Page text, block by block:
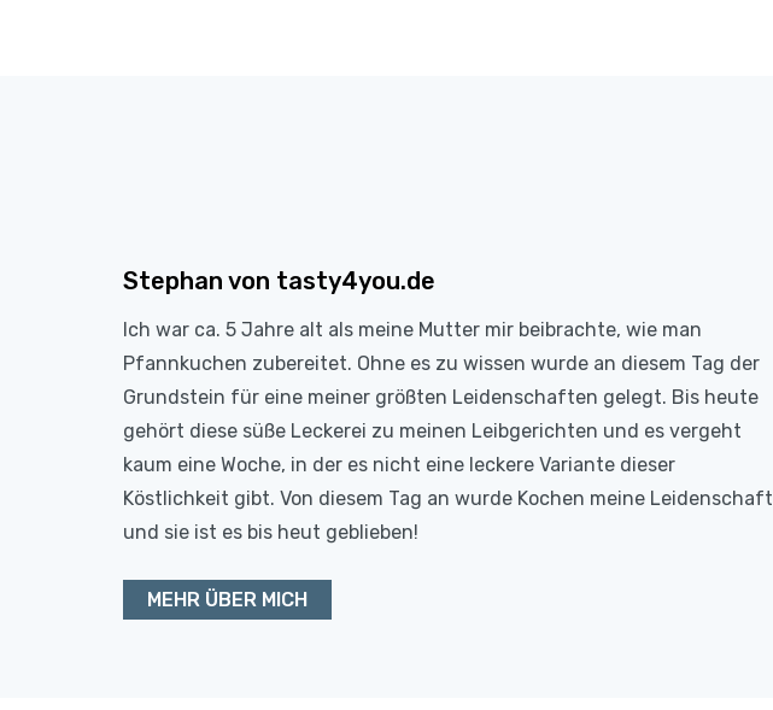
Stephan von tasty4you.de
Ich war ca. 5 Jahre alt als meine Mutter mir beibrachte, wie man
Pfannkuchen zubereitet. Ohne es zu wissen wurde an diesem Tag der
Grundstein für eine meiner größten Leidenschaften gelegt. Bis heute
gehört diese süße Leckerei zu meinen Leibgerichten und es vergeht
kaum eine Woche, in der es nicht eine leckere Variante dieser
Köstlichkeit gibt. Von diesem Tag an wurde Kochen meine Leidenschaft
und sie ist es bis heut geblieben!
MEHR ÜBER MICH